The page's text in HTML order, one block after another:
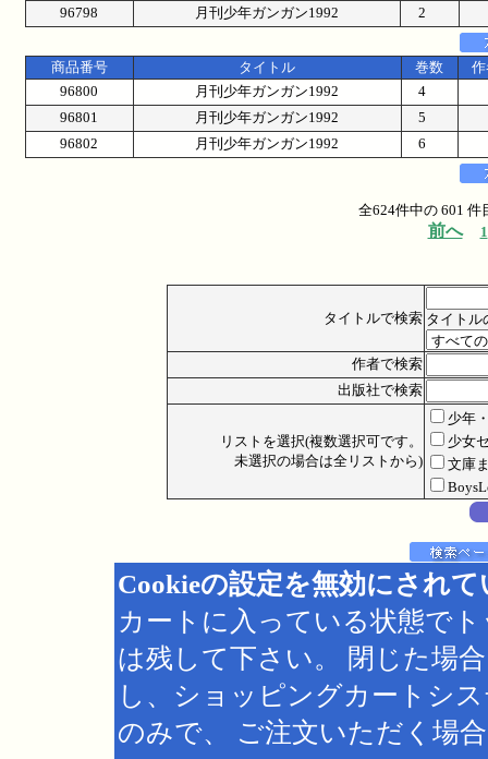
96798
月刊少年ガンガン1992 2
商品番号 タイトル 巻数
96800
月刊少年ガンガン1992
4
96801
月刊少年ガンガン1992
5
96802
月刊少年ガンガン1992 6
全624件中の 601 件
前へ 1
タイトルで検索 タイトル
作者で検索
出版社で検索
リストを選択(複数選択可です。
未選択の場合は全リストから)
少年
少女
文庫
Cookieの設定を無効にされ
カートに入っている状態で
は残して下さい。 閉じた場
し、ショッピングカートシ
のみで、 ご注文いただく場